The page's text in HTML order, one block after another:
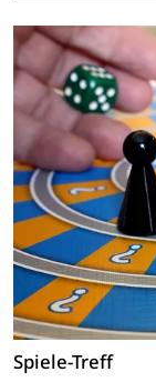
Spiele-Treff